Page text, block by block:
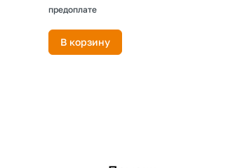
предоплате
В корзину